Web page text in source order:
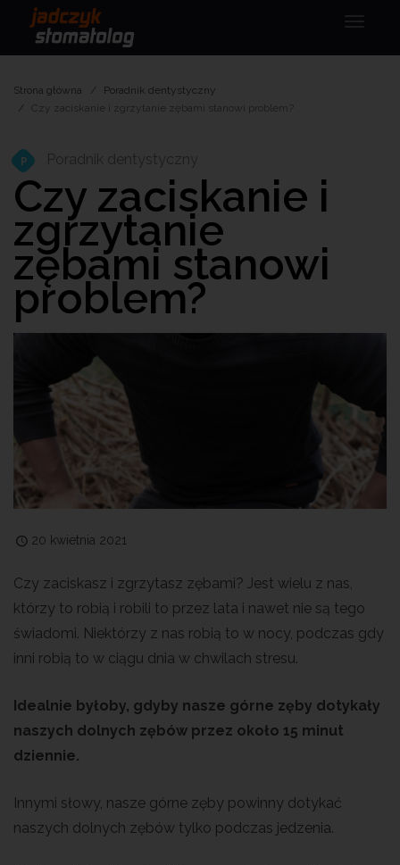
Strona główna
Poradnik dentystyczny
Czy zaciskanie i zgrzytanie zębami stanowi problem?
P Poradnik dentystyczny
Czy zaciskanie i
zgrzytanie
zębami stanowi
problem?
20 kwietnia 2021
Czy zaciskasz i zgrzytasz zębami? Jest wielu z nas,
którzy to robią i robili to przez lata i nawet nie są tego
świadomi. Niektórzy z nas robią to w nocy, podczas gdy
inni robią to w ciągu dnia w chwilach stresu.
Idealnie byłoby, gdyby nasze górne zęby dotykały
naszych dolnych zębów przez około 15 minut
dziennie.
Innymi słowy, nasze górne zęby powinny dotykać
naszych dolnych zębów tylko podczas jedzenia.